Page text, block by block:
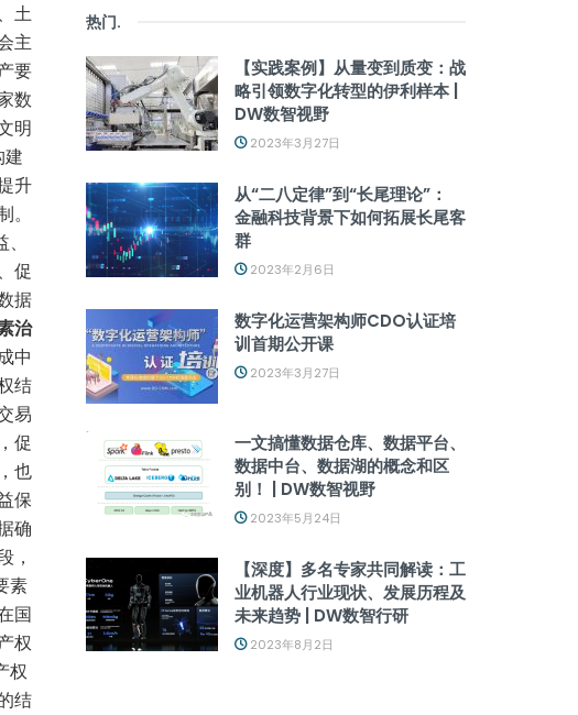
土
主
要
数
明
建
升
促
据
治
中
结
易
促
也
保
确
，
素
国
权
权
结
热门.
【实践案例】从量变到质变：战
略引领数字化转型的伊利样本 |
DW数智视野
2023年3月27日
从“二八定律”到“长尾理论”：
金融科技背景下如何拓展长尾客
群
2023年2月6日
数字化运营架构师CDO认证培
训首期公开课
2023年3月27日
一文搞懂数据仓库、数据平台、
数据中台、数据湖的概念和区
别！ | DW数智视野
2023年5月24日
【深度】多名专家共同解读：工
业机器人行业现状、发展历程及
未来趋势 | DW数智行研
2023年8月2日